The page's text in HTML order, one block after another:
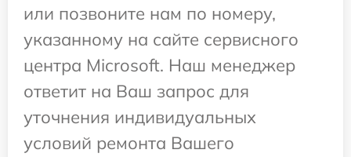
или позвоните нам по номеру,
указанному на сайте сервисного
центра Microsoft. Наш менеджер
ответит на Ваш запрос для
уточнения индивидуальных
условий ремонта Вашего